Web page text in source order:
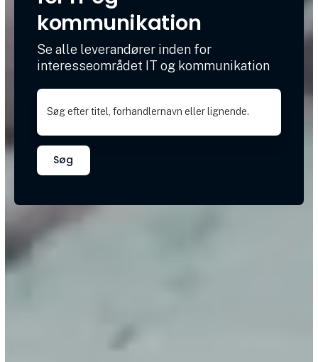
kommunikation
Se alle leverandører inden for
interesseområdet IT og kommunikation
Søg efter titel, forhandlernavn eller lignende.
Søg